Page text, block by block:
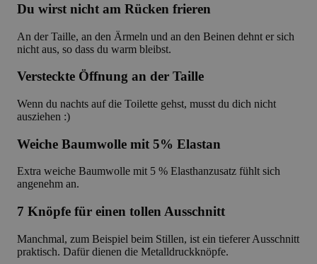
Du wirst nicht am Rücken frieren
An der Taille, an den Ärmeln und an den Beinen dehnt er sich
nicht aus, so dass du warm bleibst.
Versteckte Öffnung an der Taille
Wenn du nachts auf die Toilette gehst, musst du dich nicht
ausziehen :)
Weiche Baumwolle mit 5% Elastan
Extra weiche Baumwolle mit 5 % Elasthanzusatz fühlt sich
angenehm an.
7 Knöpfe für einen tollen Ausschnitt
Manchmal, zum Beispiel beim Stillen, ist ein tieferer Ausschnitt
praktisch. Dafür dienen die Metalldruckknöpfe.